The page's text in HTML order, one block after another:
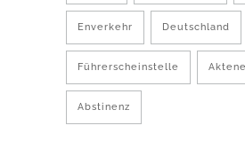
Enverkehr Deutschland
Führerscheinstelle
Abstinenz